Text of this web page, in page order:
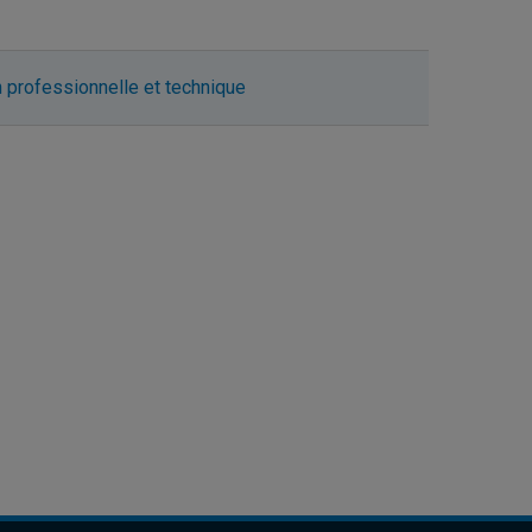
professionnelle et technique